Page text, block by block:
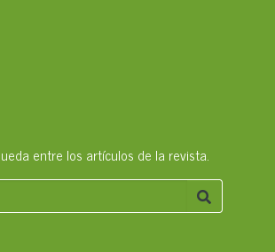
entre los artículos de la revista.